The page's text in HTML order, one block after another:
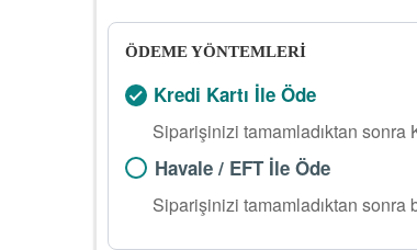
ÖDEME YÖNTEMLERİ
Kredi Kartı İle Öde
Siparişinizi tamamladıktan sonra
Havale / EFT İle Öde
Siparişinizi tamamladıktan sonra